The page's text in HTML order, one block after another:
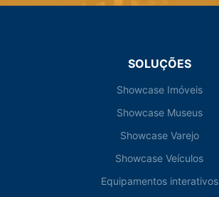
SOLUÇÕES
Showcase Imóveis
Showcase Museus
Showcase Varejo
Showcase Veículos
Equipamentos interativos